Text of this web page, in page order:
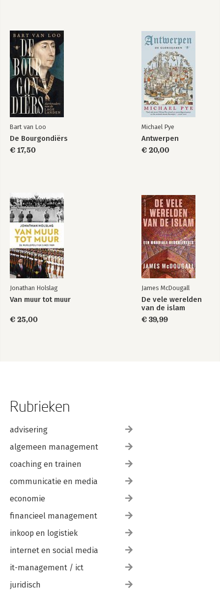
Bart van Loo
De Bourgondiërs
€ 17,50
Michael Pye
Antwerpen
€ 20,00
Jonathan Holslag
Van muur tot muur
€ 25,00
James McDougall
De vele werelden
van de islam
€ 39,99
Rubrieken
advisering
algemeen management
coaching en trainen
communicatie en media
economie
financieel management
inkoop en logistiek
internet en social media
it-management / ict
juridisch